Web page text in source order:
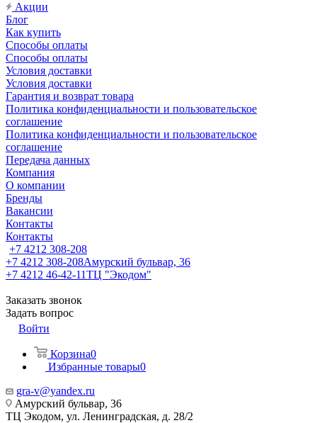
Акции
Блог
Как купить
Способы оплаты
Способы оплаты
Условия доставки
Условия доставки
Гарантия и возврат товара
Политика конфиденциальности и пользовательское
соглашение
Политика конфиденциальности и пользовательское
соглашение
Передача данных
Компания
О компании
Бренды
Вакансии
Контакты
Контакты
+7 4212 308-208
+7 4212 308-208Амурский бульвар, 36
+7 4212 46-42-11ТЦ "Экодом"
Заказать звонок
Задать вопрос
Войти
Корзина0
Избранные товары0
gra-v@yandex.ru
Амурский бульвар, 36
ТЦ Экодом, ул. Ленинградская, д. 28/2